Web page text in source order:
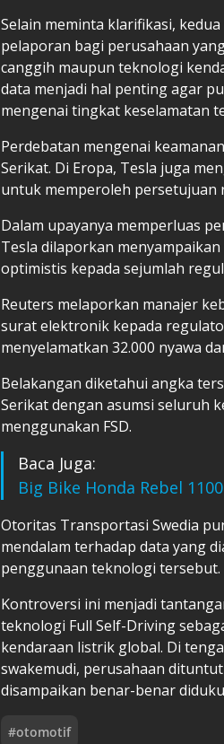
Selain meminta klarifikasi,
pelaporan bagi perusahaan
canggih maupun teknologi
data menjadi hal penting agar
mengenai tingkat keselamatan
Perdebatan mengenai
Serikat. Di Eropa, Tesla juga
untuk memperoleh persetujuan
Dalam upayanya memperluas
Tesla dilaporkan
optimistis kepada sejumlah
Reuters melaporkan manajer
surat elektronik kepada
menyelamatkan 32.000 nyawa
Belakangan diketahui angka
Serikat dengan asumsi seluruh
menggunakan FSD.
Baca Juga:
Big Bike Honda Rebel
Otoritas Transportasi Swedia
mendalam terhadap data yang
penggunaan teknologi tersebut.
Kontroversi ini menjadi
teknologi Full Self-Driving
kendaraan listrik global. Di
swakemudi, perusahaan
disampaikan benar-benar
#otomotif